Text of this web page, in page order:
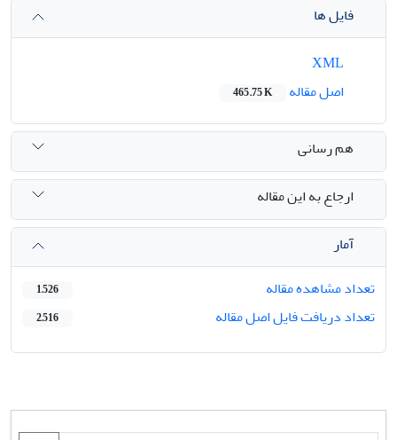
فایل ها
اصل مقاله
465.75 K
هم رسانی
ارجاع به این مقاله
آمار
تعداد مشاهده مقاله
1,526
تعداد دریافت فایل اصل مقاله 2,516